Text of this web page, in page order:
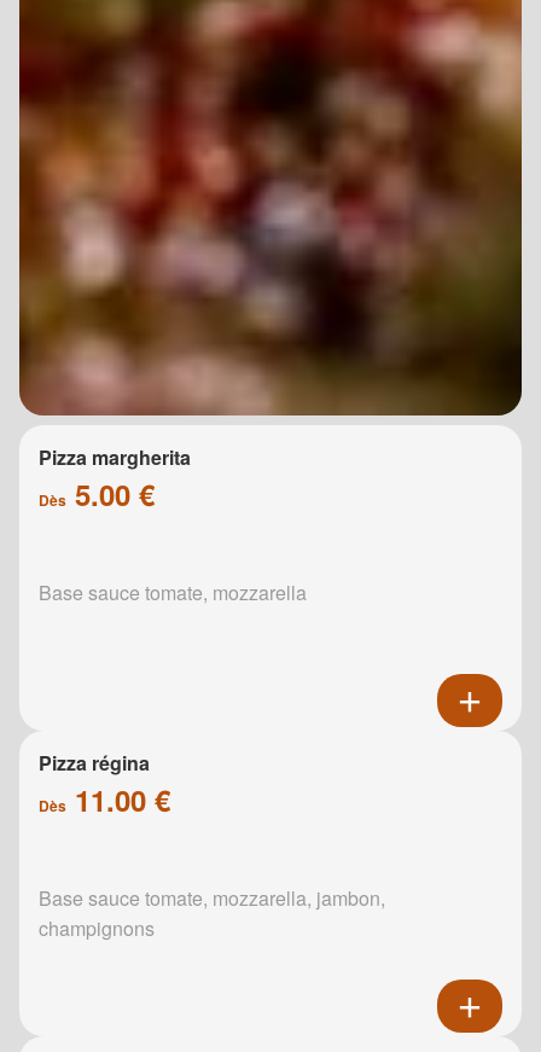
Pizza margherita
Dès 5.00 €
Base sauce tomate, mozzarella
Pizza régina
Dès 11.00 €
Base sauce tomate, mozzarella, jambon,
champignons